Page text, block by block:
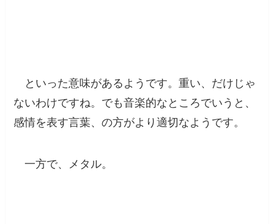
といった意味があるようです。重い、だけじゃ
ないわけですね。でも音楽的なところでいうと、
感情を表す言葉、の方がより適切なようです。
一方で、メタル。